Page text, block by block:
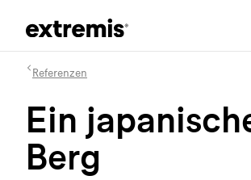
Referenzen
Ein
Berg